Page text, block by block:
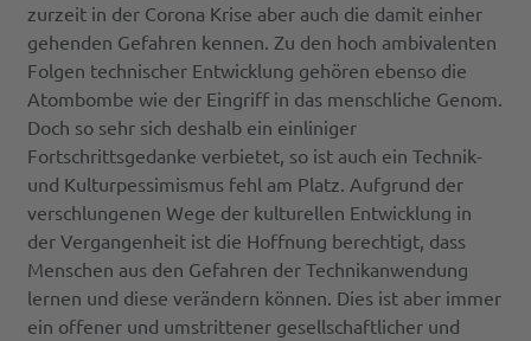
zurzeit in der Corona Krise aber auch die damit einher
gehenden Gefahren kennen. Zu den hoch ambivalenten
Folgen technischer Entwicklung gehören ebenso die
Atombombe wie der Eingriff in das menschliche Genom.
Doch so sehr sich deshalb ein einliniger
Fortschrittsgedanke verbietet, so ist auch ein Technik-
und Kulturpessimismus fehl am Platz. Aufgrund der
verschlungenen Wege der kulturellen Entwicklung in
der Vergangenheit ist die Hoffnung berechtigt, dass
Menschen aus den Gefahren der Technikanwendung
lernen und diese verändern können. Dies ist aber immer
ein offener und umstrittener gesellschaftlicher und